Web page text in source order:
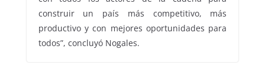
construir un país más competitivo, más
productivo y con mejores oportunidades para
todos”, concluyó Nogales.